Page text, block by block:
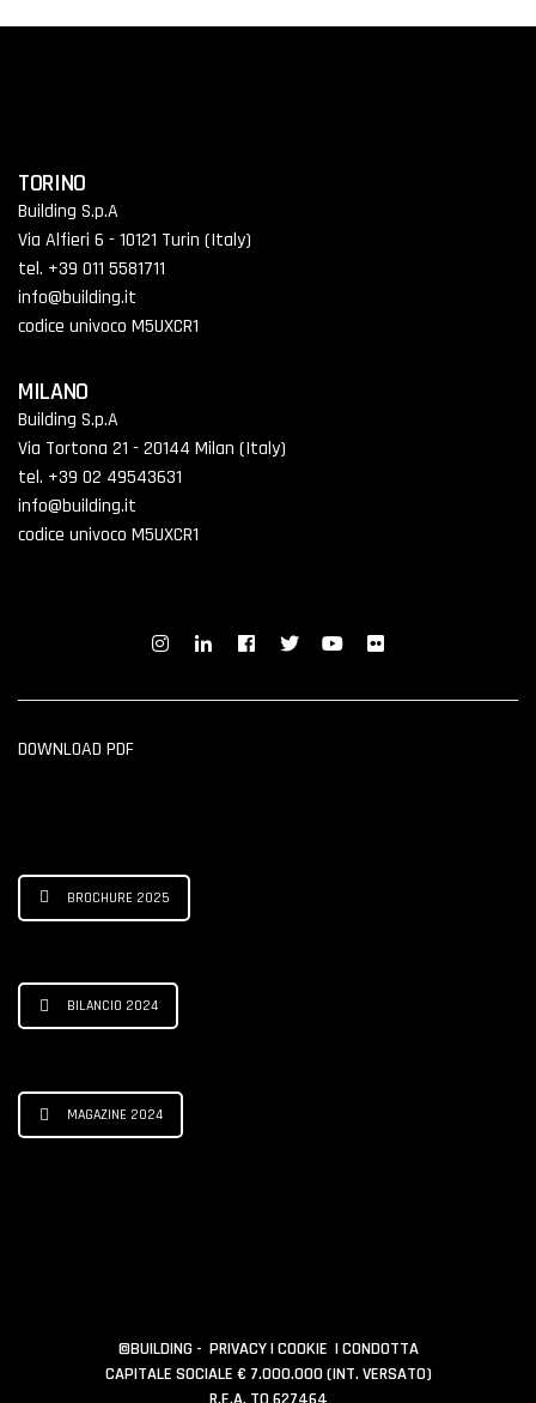
TORINO
Building S.p.A
Via Alfieri 6 - 10121 Turin (Italy)
tel. +39 011 5581711
info@building.it
codice univoco M5UXCR1
MILANO
Building S.p.A
Via Tortona 21 - 20144 Milan (Italy)
tel. +39 02 49543631
info@building.it
codice univoco M5UXCR1
DOWNLOAD PDF
BROCHURE 2025
BILANCIO 2024
MAGAZINE 2024
©BUILDING - PRIVACY|COOKIE |CONDOTTA
CAPITALE SOCIALE € 7.000.000 (INT. VERSATO)